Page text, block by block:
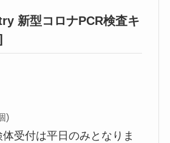
新型コロナPCR検査キ
)
体受付は平日のみとなりま